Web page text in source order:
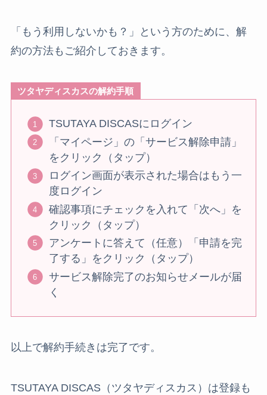
「もう利用しないかも？」という方のために、解
約の方法もご紹介しておきます。
ツタヤディスカスの解約手順
TSUTAYA DISCASにログイン
「マイページ」の「サービス解除申請」
をクリック（タップ）
ログイン画面が表示された場合はもう一
度ログイン
確認事項にチェックを入れて「次へ」を
クリック（タップ）
アンケートに答えて（任意）「申請を完
了する」をクリック（タップ）
サービス解除完了のお知らせメールが届
く
以上で解約手続きは完了です。
TSUTAYA DISCAS（ツタヤディスカス）は登録も